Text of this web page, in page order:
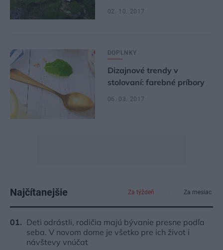
02. 10. 2017
DOPLNKY
Dizajnové trendy v
stolovaní: farebné príbory
06. 03. 2017
Najčítanejšie Za týždeň Za mesiac
Deti odrástli, rodičia majú bývanie presne podľa
seba. V novom dome je všetko pre ich život i
návštevy vnúčat